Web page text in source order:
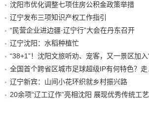
沈阳市优化调整七项住房公积金政策举措
辽宁发布三项知识产权工作指引
“民营企业进边疆·辽宁行”大会在丹东召开
辽宁沈阳：水稻种植忙
辽宁新宾：山间小花环织就乡村振兴路
20余项“辽工辽作”亮相沈阳 展现优秀传统工艺